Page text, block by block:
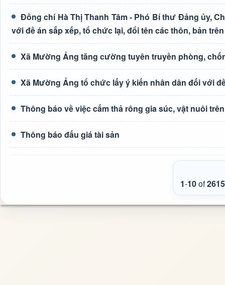
Đồng chí Hà Thị Thanh Tâm - Phó Bí thư Đảng ủy,
với đề án sắp xếp, tổ chức lại, đổi tên các thôn, bản
Xã Mường Ảng tăng cường tuyên truyền phòng,
Xã Mường Ảng tổ chức lấy ý kiến nhân dân đối với
Thông báo về việc cấm thả rông gia súc, vật nuôi
Thông báo đấu giá tài sản
1-10of2615